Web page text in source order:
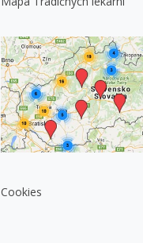
Cookies